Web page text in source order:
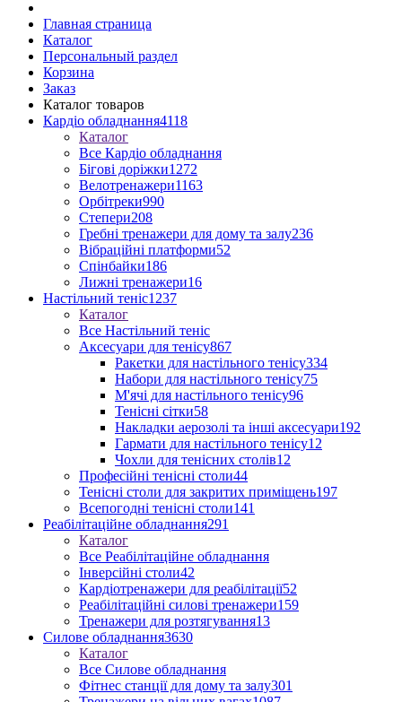
Главная страница
Каталог
Персональный раздел
Корзина
Заказ
Каталог товаров
Кардіо обладнання4118
Каталог
Все Кардіо обладнання
Бігові доріжки1272
Велотренажери1163
Орбітреки990
Степери208
Гребні тренажери для дому та залу236
Вібраційні платформи52
Спінбайки186
Лижні тренажери16
Настільний теніс1237
Каталог
Все Настільний теніс
Аксесуари для тенісу867
Ракетки для настільного тенісу334
Набори для настільного тенісу75
М'ячі для настільного тенісу96
Тенісні сітки58
Накладки аерозолі та інші аксесуари192
Гармати для настільного тенісу12
Чохли для тенісних столів12
Професійні тенісні столи44
Тенісні столи для закритих приміщень197
Всепогодні тенісні столи141
Реабілітаційне обладнання291
Каталог
Все Реабілітаційне обладнання
Інверсійні столи42
Кардіотренажери для реабілітації52
Реабілітаційні силові тренажери159
Тренажери для розтягування13
Силове обладнання3630
Каталог
Все Силове обладнання
Фітнес станції для дому та залу301